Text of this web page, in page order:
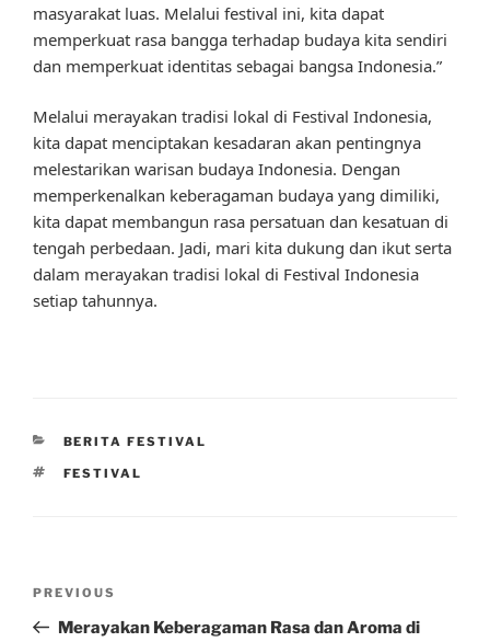
masyarakat luas. Melalui festival ini, kita dapat
memperkuat rasa bangga terhadap budaya kita sendiri
dan memperkuat identitas sebagai bangsa Indonesia.”
Melalui merayakan tradisi lokal di Festival Indonesia,
kita dapat menciptakan kesadaran akan pentingnya
melestarikan warisan budaya Indonesia. Dengan
memperkenalkan keberagaman budaya yang dimiliki,
kita dapat membangun rasa persatuan dan kesatuan di
tengah perbedaan. Jadi, mari kita dukung dan ikut serta
dalam merayakan tradisi lokal di Festival Indonesia
setiap tahunnya.
CATEGORIES
BERITA FESTIVAL
TAGS
FESTIVAL
Previous
Post
PREVIOUS
Merayakan Keberagaman Rasa dan Aroma di